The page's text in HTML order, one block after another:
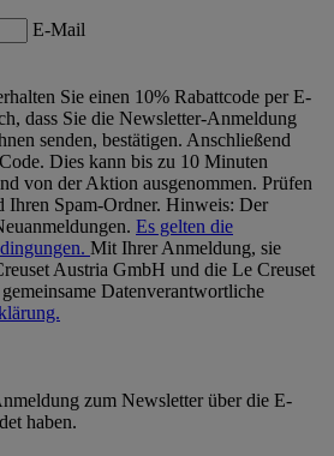
E-Mail
Sie einen 10% Rabattcode per E-
dass Sie die Newsletter-Anmeldung
senden, bestätigen. Anschließend
Dies kann bis zu 10 Minuten
von der Aktion ausgenommen. Prüfen
Ihren Spam-Ordner. Hinweis: Der
Es gelten die
Mit Ihrer Anmeldung, sie
Austria GmbH und die Le Creuset
Datenverantwortliche
zum Newsletter über die E-
haben.